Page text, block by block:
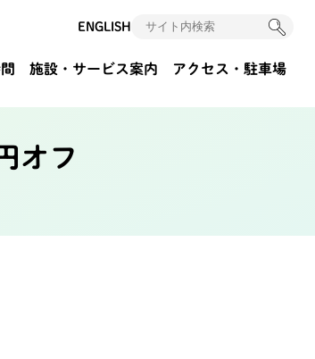
ENGLISH
施設・サービス案内 アクセス ・駐車場
オフ